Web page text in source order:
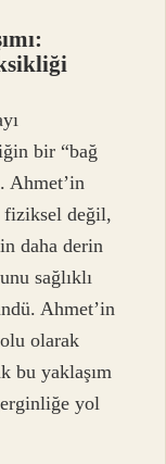
bir “bağ
Ahmet’in
fiziksel değil,
daha derin
sağlıklı
Ahmet’in
olarak
bu yaklaşım
yol